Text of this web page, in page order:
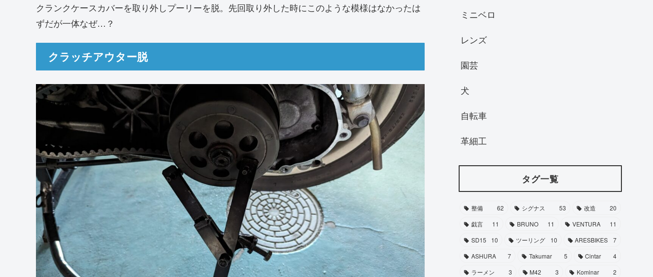
クランクケースカバーを取り外しプーリーを脱。先回取り外した時にこのような模様はなかったは
ずだが一体なぜ…？
クラッチアウター脱
ミニベロ
レンズ
園芸
犬
自転車
革細工
タグ一覧
整備 62 シグナス 53 改造
20
戯言
11 BRUNO 11 VENTURA
11
SD15
10 ツーリング 10 ARESBIKES
7
ASHURA
7 Takumar 5 Cintar
4
ラーメン
3 M42 3 Kominar
2